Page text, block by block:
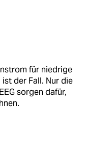
für niedrige
der Fall. Nur die
sorgen dafür,